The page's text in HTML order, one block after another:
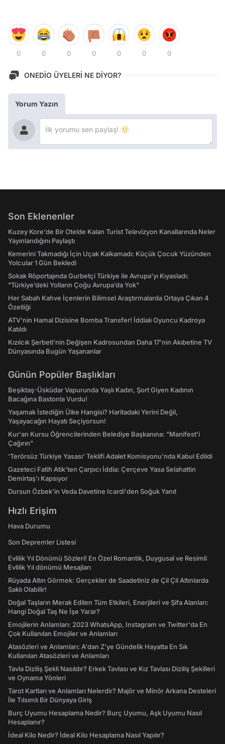
0 0 0 0 0 0 0
ONEDİO ÜYELERİ NE DİYOR?
Yorum Yazın
Son Eklenenler
Kuzey Kore'de Bir Otelde Kalan Turist Televizyon Kanallarında Neler
Yayınlandığını Paylaştı
Kemerini Takmadığı İçin Uçak Kalkamadı: Küçük Çocuk Yüzünden
Yolcular 1 Gün Bekledi
Sokak Röportajında Gurbetçi Türkiye ile Avrupa'yı Kıyasladı:
"Türkiye’deki Yolların Çoğu Avrupa’da Yok"
Her Sabah Kahve İçenlerin Bilimsel Araştırmalarda Ortaya Çıkan 4
Özelliği
ATV'nin Hamal Dizisine Bomba Transfer! İddialı Oyuncu Kadroya
Katıldı
Kızılcık Şerbeti'nin Değişen Kadrosundan Daha 17'nin Akıbetine TV
Dünyasında Bugün Yaşananlar
Günün Popüler Başlıkları
Beşiktaş-Üsküdar Vapurunda Yaşlı Kadın, Şort Giyen Kadının
Bacağına Bastonla Vurdu!
Yaşamak İstediğin Ülke Hangisi? Haritadaki Yerini Değil,
Yaşayacağın Hayatı Seçiyorsun!
Kur'an Kursu Öğrencilerinden Belediye Başkanına: "Manifest’i
Çağırın"
‘Terörsüz Türkiye Yasası’ Teklifi Adalet Komisyonu'nda Kabul Edildi
Gazeteci Fatih Atik'ten Çarpıcı İddia: Çerçeve Yasa Selahattin
Demirtaş'ı Kapsıyor
Dursun Özbek'in Veda Davetine Icardi'den Soğuk Yanıt
Hızlı Erişim
Hava Durumu
Son Depremler Listesi
Evlilik Yıl Dönümü Sözleri! En Özel Romantik, Duygusal ve Resimli
Evlilik Yıl dönümü Mesajları
Rüyada Altın Görmek: Gerçekler de Saadetiniz de Çil Çil Altınlarda
Saklı Olabilir!
Doğal Taşların Merak Edilen Tüm Etkileri, Enerjileri ve Şifa Alanları:
Hangi Doğal Taş Ne İşe Yarar?
Emojilerin Anlamları: 2023 WhatsApp, Instagram ve Twitter'da En
Çok Kullanılan Emojiler ve Anlamları
Atasözleri ve Anlamları: A'dan Z'ye Gündelik Hayatta En Sık
Kullanılan Atasözleri ve Anlamları
Tavla Diziliş Şekli Nasıldır? Erkek Tavlası ve Kız Tavlası Diziliş Şekilleri
ve Oynama Yönleri
Tarot Kartları ve Anlamları Nelerdir? Majör ve Minör Arkana Desteleri
İle Tılsımlı Bir Dünyaya Giriş
Burç Uyumu Hesaplama Nedir? Burç Uyumu, Aşk Uyumu Nasıl
Hesaplanır?
İdeal Kilo Nedir? İdeal Kilo Hesaplama Nasıl Yapılır?